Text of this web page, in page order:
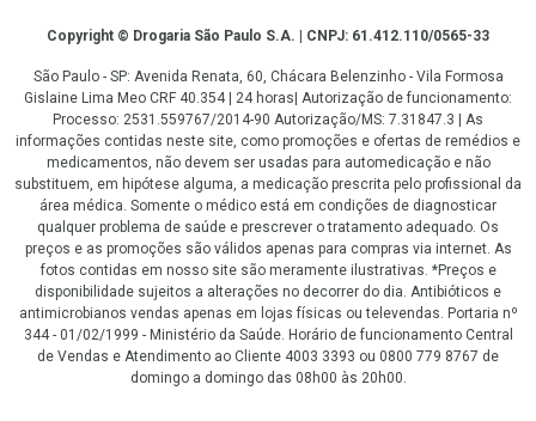
CopyrightCopyright © Drogaria São Paulo S.A. | CNPJ: 61.412.110/0565-33
São Paulo - SP: Avenida Renata, 60, Chácara Belenzinho - Vila Formosa
Gislaine Lima Meo CRF 40.354 | 24 horas| Autorização de funcionamento:
Processo: 2531.559767/2014-90 Autorização/MS: 7.31847.3 | As
informações contidas neste site, como promoções e ofertas de remédios e
medicamentos, não devem ser usadas para automedicação e não
substituem, em hipótese alguma, a medicação prescrita pelo profissional da
área médica. Somente o médico está em condições de diagnosticar
qualquer problema de saúde e prescrever o tratamento adequado. Os
preços e as promoções são válidos apenas para compras via internet. As
fotos contidas em nosso site são meramente ilustrativas. *Preços e
disponibilidade sujeitos a alterações no decorrer do dia. Antibióticos e
antimicrobianos vendas apenas em lojas físicas ou televendas. Portaria nº
344 - 01/02/1999 - Ministério da Saúde. Horário de funcionamento Central
de Vendas e Atendimento ao Cliente 4003 3393 ou 0800 779 8767 de
domingo a domingo das 08h00 às 20h00.